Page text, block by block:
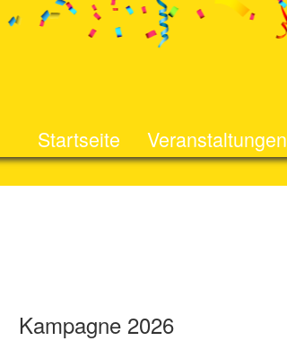
Startseite Veranstaltungen
Kampagne 2026